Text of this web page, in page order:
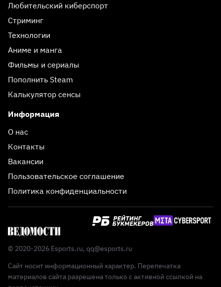
Любительский киберспорт
Стриминг
Технологии
Аниме и манга
Фильмы и сериалы
Пополнить Steam
Калькулятор сенсы
Информация
О нас
Контакты
Вакансии
Пользовательское соглашение
Политика конфиденциальности
© 2020-2026 Esports.ru, qq@esports.ru
Сайт носит информационный характер. Перепечатка
материалов сайта разрешена только с активной ссылкой на